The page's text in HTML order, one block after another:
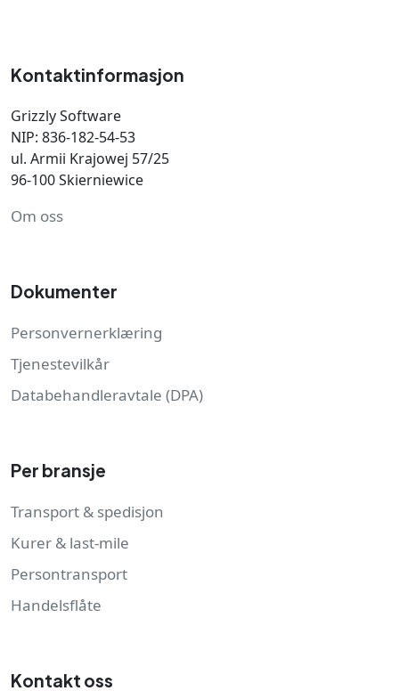
Kontaktinformasjon
Grizzly Software
NIP: 836-182-54-53
ul. Armii Krajowej 57/25
96-100 Skierniewice
Om oss
Dokumenter
Personvernerklæring
Tjenestevilkår
Databehandleravtale (DPA)
Per bransje
Transport & spedisjon
Kurer & last-mile
Persontransport
Handelsflåte
Kontakt oss